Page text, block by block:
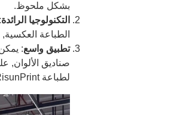
بشكل ملحوظ.
التكنولوجيا الرائدة
الطباعة
تطبيق واسع:
صناديق الألوان,
لطباعة RisunPrint لخدمة العملاء.